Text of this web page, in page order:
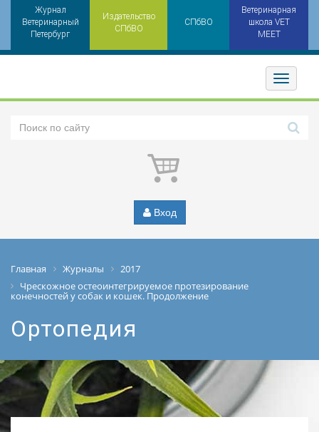
Журнал
Ветеринарный
Петербург
Издательство
СПбВО
СПбВО
Ветеринарная
школа VET
MEET
Toggler
Вход
Главная Журналы
2017
Чрескожное остеоинтегрируемое протезирование
конечностей у собак и кошек. Продолжение
Ортопедия